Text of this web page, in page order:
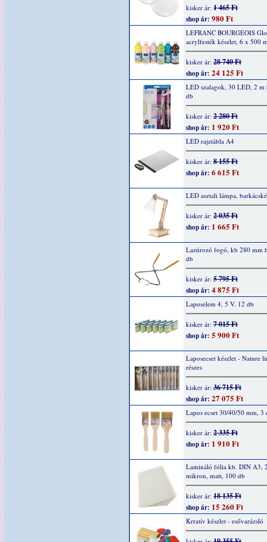
kisker ár: 1 465 Ft
shop ár: 980 Ft
LEFRANC BOURGEOIS
acrylfesték készlet, 6 x 500
kisker ár: 28 740 Ft
shop ár: 24 125 Ft
LED szalagok, 30 LED, 2 m
db
kisker ár: 2 280 Ft
shop ár: 1 920 Ft
LED rajztábla A4
kisker ár: 8 155 Ft
shop ár: 6 615 Ft
LED asztali lámpa,
kisker ár: 2 035 Ft
shop ár: 1 665 Ft
Lazúrozó fogó, kb 280 mm
db
kisker ár: 5 795 Ft
shop ár: 4 875 Ft
Laposelem 4, 5 V. 12 db
kisker ár: 7 015 Ft
shop ár: 5 900 Ft
Laposecset készlet - Nature
részes
kisker ár: 36 715 Ft
shop ár: 27 075 Ft
Lapos ecset 30/40/50 mm, 3
kisker ár: 2 335 Ft
shop ár: 1 910 Ft
Lamináló fólia kb. DIN A3,
mikron, matt, 100 db
kisker ár: 18 135 Ft
shop ár: 15 260 Ft
Krratív készlet - esővarázsló